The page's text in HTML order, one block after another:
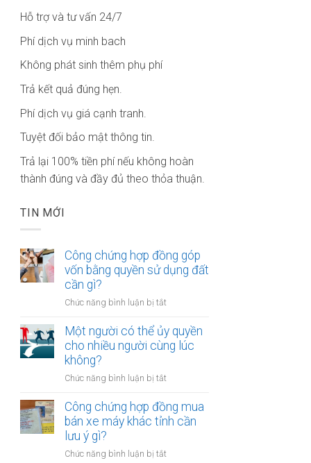
Hỗ trợ và tư vấn 24/7
Phí dịch vụ minh bach
Không phát sinh thêm phụ phí
Trả kết quả đúng hẹn.
Phí dịch vụ giá cạnh tranh.
Tuyệt đối bảo mật thông tin.
Trả lại 100% tiền phí nếu không hoàn
thành đúng và đầy đủ theo thỏa thuận.
TIN MỚI
Công chứng hợp đồng góp
vốn bằng quyền sử dụng đất
cần gì?
Chức năng bình luận bị tắt
chứng
hợp
đồng
vốn
quyền
sử
Một người có thể ủy quyền
cho nhiều người cùng lúc
không?
Chức năng bình luận bị tắt
người
có
quyền
Công chứng hợp đồng mua
bán xe máy khác tỉnh cần
lưu ý gì?
Chức năng bình luận bị tắt